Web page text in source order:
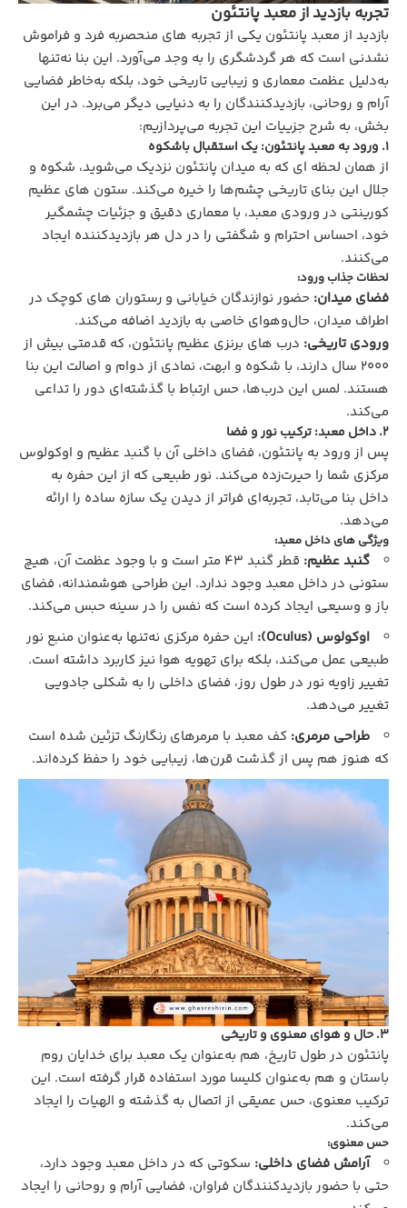
تجربه بازدید از معبد پانتئون
بازدید از معبد پانتئون یکی از تجربه‌ های منحصربه‌ فرد و فراموش‌
نشدنی است که هر گردشگری را به وجد می‌آورد. این بنا نه‌تنها
به‌دلیل عظمت معماری و زیبایی تاریخی خود، بلکه به‌خاطر فضایی
آرام و روحانی، بازدیدکنندگان را به دنیایی دیگر می‌برد. در این
بخش، به شرح جزییات این تجربه می‌پردازیم:
1. ورود به معبد پانتئون: یک استقبال باشکوه
از همان لحظه‌ ای که به میدان پانتئون نزدیک می‌شوید، شکوه و
جلال این بنای تاریخی چشم‌ها را خیره می‌کند. ستون‌ های عظیم
کورینتی در ورودی معبد، با معماری دقیق و جزئیات چشمگیر
خود، احساس احترام و شگفتی را در دل هر بازدیدکننده ایجاد
می‌کنند.
لحظات جذاب ورود:
فضای میدان: حضور نوازندگان خیابانی و رستوران‌ های کوچک در
اطراف میدان، حال‌وهوای خاصی به بازدید اضافه می‌کند.
ورودی تاریخی: درب‌ های برنزی عظیم پانتئون، که قدمتی بیش از
2000 سال دارند، با شکوه و ابهت، نمادی از دوام و اصالت این بنا
هستند. لمس این درب‌ها، حس ارتباط با گذشته‌ای دور را تداعی
می‌کند.
2. داخل معبد: ترکیب نور و فضا
پس از ورود به پانتئون، فضای داخلی آن با گنبد عظیم و اوکولوس
مرکزی شما را حیرت‌زده می‌کند. نور طبیعی که از این حفره به
داخل بنا می‌تابد، تجربه‌ای فراتر از دیدن یک سازه ساده را ارائه
می‌دهد.
ویژگی‌ های داخل معبد:
گنبد عظیم:
قطر گنبد 43 متر است و با وجود عظمت آن، هیچ
ستونی در داخل معبد وجود ندارد. این طراحی هوشمندانه، فضای
باز و وسیعی ایجاد کرده است که نفس را در سینه حبس می‌کند.
اوکولوس (Oculus):
این حفره مرکزی نه‌تنها به‌عنوان منبع نور
طبیعی عمل می‌کند، بلکه برای تهویه هوا نیز کاربرد داشته است.
تغییر زاویه نور در طول روز، فضای داخلی را به شکلی جادویی
تغییر می‌دهد.
طراحی مرمری: کف معبد با مرمرهای رنگارنگ تزئین شده است
که هنوز هم پس از گذشت قرن‌ها، زیبایی خود را حفظ کرده‌اند.
3. حال و هوای معنوی و تاریخی
پانتئون در طول تاریخ، هم به‌عنوان یک معبد برای خدایان روم
باستان و هم به‌عنوان کلیسا مورد استفاده قرار گرفته است. این
ترکیب معنوی، حس عمیقی از اتصال به گذشته و الهیات را ایجاد
می‌کند.
حس معنوی:
آرامش فضای داخلی: سکوتی که در داخل معبد وجود دارد،
حتی با حضور بازدیدکنندگان فراوان، فضایی آرام و روحانی را ایجاد